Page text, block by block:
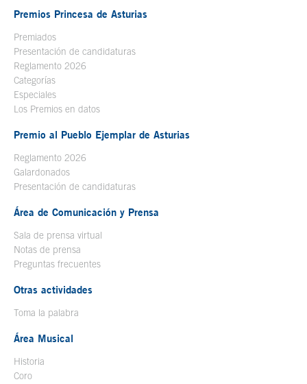
Premios Princesa de Asturias
Premiados
Presentación de candidaturas
Reglamento 2026
Categorías
Especiales
Los Premios en datos
Premio al Pueblo Ejemplar de Asturias
Reglamento 2026
Galardonados
Presentación de candidaturas
Área de Comunicación y Prensa
Sala de prensa virtual
Notas de prensa
Preguntas frecuentes
Otras actividades
Toma la palabra
Área Musical
Historia
Coro